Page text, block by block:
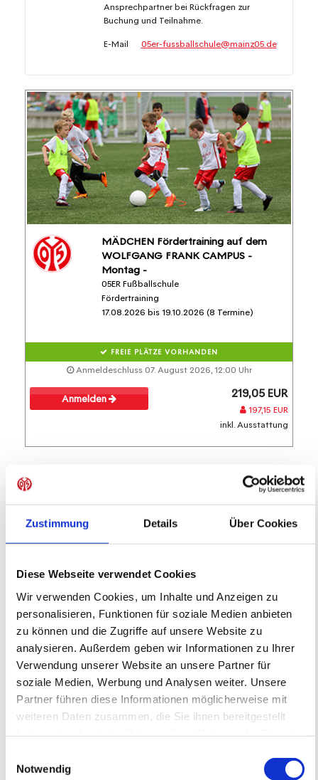
Zustimmung Details Über Cookies
Diese Webseite verwendet Cookies
Wir verwenden Cookies, um Inhalte und Anzeigen zu
personalisieren, Funktionen für soziale Medien anbieten
zu können und die Zugriffe auf unsere Website zu
analysieren. Außerdem geben wir Informationen zu Ihrer
Verwendung unserer Website an unsere Partner für
soziale Medien, Werbung und Analysen weiter. Unsere
Partner führen diese Informationen möglicherweise mit
weiteren Daten zusammen, die Sie ihnen bereitgestellt
Notwendig
Ansprechpartner bei Rückfragen zur
Buchung und Teilnahme.
E-Mail 05er-fussballschule@mainz05.de
MÄDCHEN Fördertraining auf dem
WOLFGANG FRANK CAMPUS -
Montag -
05ER Fußballschule
Fördertraining
17.08.2026 bis 19.10.2026 (8 Termine)
FREIE PLÄTZE VORHANDEN
Anmeldeschluss 07. August 2026, 12:00 Uhr
Anmelden 219,05 EUR
197,15 EUR
inkl. Ausstattung
Diese Veranstaltungen könnten dich auch
Fördertraining auf dem WOLFGANG
FRANK CAMPUS - Montag -
05ER Fußballschule